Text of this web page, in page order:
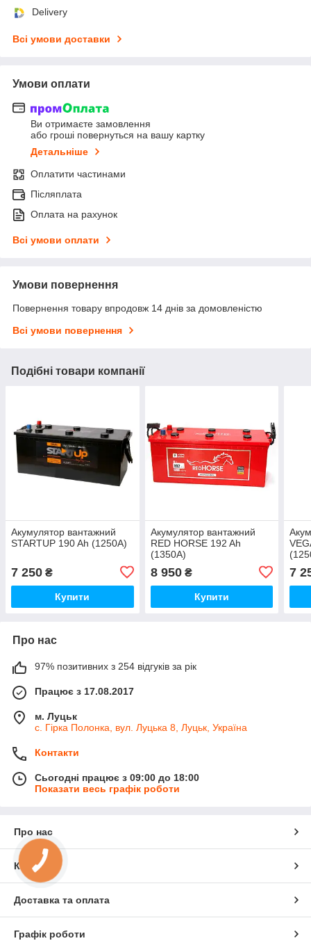
Delivery
Всі умови доставки
Умови оплати
Ви отримаєте замовлення
або гроші повернуться на вашу картку
Детальніше
Оплатити частинами
Післяплата
Оплата на рахунок
Всі умови оплати
Умови повернення
Повернення товару впродовж 14 днів за домовленістю
Всі умови повернення
Подібні товари компанії
Акумулятор вантажний
STARTUP 190 Ah (1250А)
7 250 ₴
Купити
Акумулятор вантажний
RED HORSE 192 Ah
(1350А)
8 950₴
Купити
7
Про нас
97% позитивних з 254 відгуків за рік
Працює з 17.08.2017
м. Луцьк
с. Гірка Полонка, вул. Луцька 8, Луцьк, Україна
Контакти
Сьогодні працює з 09:00 до 18:00
Показати весь графік роботи
Про нас
Контакти
Доставка та оплата
Графік роботи